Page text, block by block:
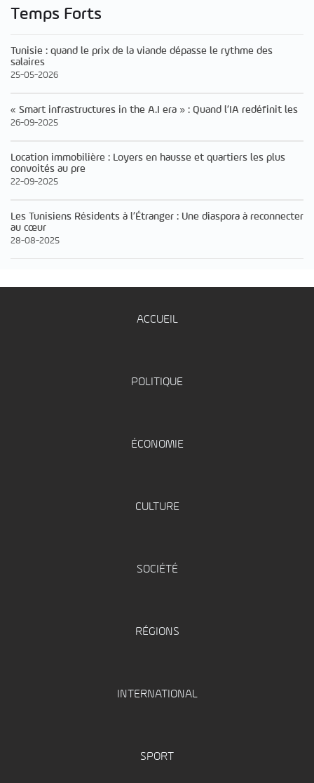
Temps Forts
Tunisie : quand le prix de la viande dépasse le rythme des
salaires
25-05-2026
« Smart infrastructures in the A.I era » : Quand l’IA redéfinit les
26-09-2025
Location immobilière : Loyers en hausse et quartiers les plus
convoités au pre
22-09-2025
Les Tunisiens Résidents à l’Étranger : Une diaspora à reconnecter
au cœur
28-08-2025
ACCUEIL
POLITIQUE
ÉCONOMIE
CULTURE
SOCIÉTÉ
RÉGIONS
INTERNATIONAL
SPORT